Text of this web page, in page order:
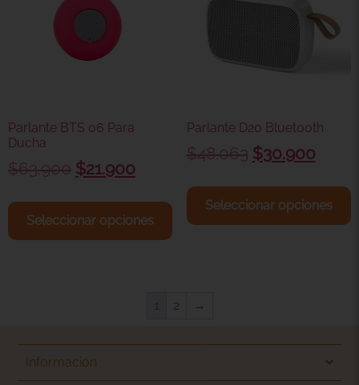
Parlante BTS 06 Para
Ducha
$63.900 $21.900
Seleccionar opciones
Parlante D20 Bluetooth
$48.063 $30.900
Seleccionar opciones
1 2 →
Información